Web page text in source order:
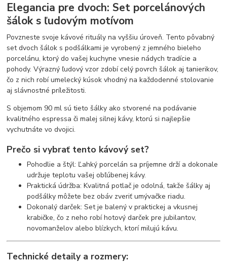
Elegancia pre dvoch: Set porcelánových
šálok s ľudovým motívom
Povzneste svoje kávové rituály na vyššiu úroveň. Tento pôvabný
set dvoch šálok s podšálkami je vyrobený z jemného bieleho
porcelánu, ktorý do vašej kuchyne vnesie nádych tradície a
pohody. Výrazný ľudový vzor zdobí celý povrch šálok aj tanierikov,
čo z nich robí umelecký kúsok vhodný na každodenné stolovanie
aj slávnostné príležitosti.
S objemom 90 ml sú tieto šálky ako stvorené na podávanie
kvalitného espressa či malej silnej kávy, ktorú si najlepšie
vychutnáte vo dvojici.
Prečo si vybrať tento kávový set?
Pohodlie a štýl: Ľahký porcelán sa príjemne drží a dokonale
udržuje teplotu vašej obľúbenej kávy.
Praktická údržba: Kvalitná potlač je odolná, takže šálky aj
podšálky môžete bez obáv zveriť umývačke riadu.
Dokonalý darček: Set je balený v praktickej a vkusnej
krabičke, čo z neho robí hotový darček pre jubilantov,
novomanželov alebo blízkych, ktorí milujú kávu.
Technické detaily a rozmery: